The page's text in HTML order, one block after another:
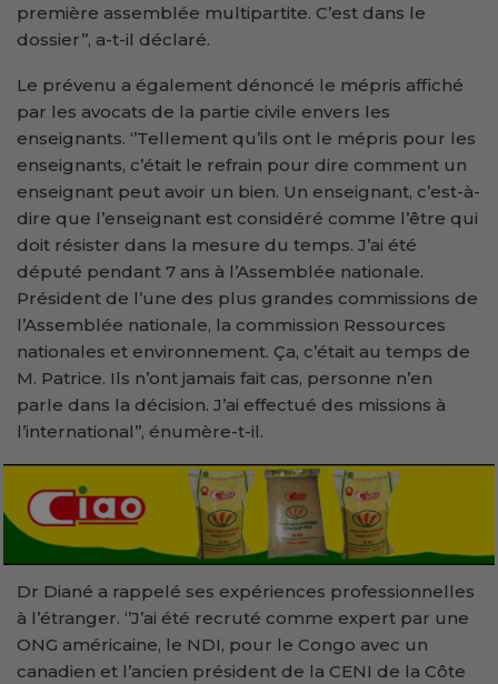
première assemblée multipartite. C’est dans le
dossier’’, a-t-il déclaré.
Le prévenu a également dénoncé le mépris affiché
par les avocats de la partie civile envers les
enseignants. ‘’Tellement qu’ils ont le mépris pour les
enseignants, c’était le refrain pour dire comment un
enseignant peut avoir un bien. Un enseignant, c’est-à-
dire que l’enseignant est considéré comme l’être qui
doit résister dans la mesure du temps. J’ai été
député pendant 7 ans à l’Assemblée nationale.
Président de l’une des plus grandes commissions de
l’Assemblée nationale, la commission Ressources
nationales et environnement. Ça, c’était au temps de
M. Patrice. Ils n’ont jamais fait cas, personne n’en
parle dans la décision. J’ai effectué des missions à
l’international’’, énumère-t-il.
Dr Diané a rappelé ses expériences professionnelles
à l’étranger. ‘’J’ai été recruté comme expert par une
ONG américaine, le NDI, pour le Congo avec un
canadien et l’ancien président de la CENI de la Côte